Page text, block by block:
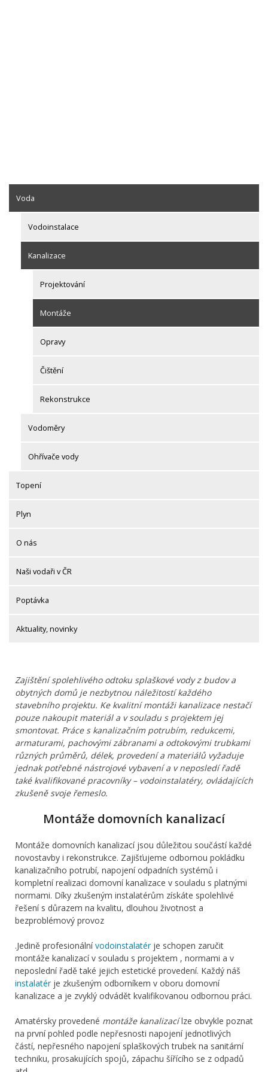
Voda
Vodoinstalace
Kanalizace
Projektování
Montáže
Opravy
Čištění
Rekonstrukce
Vodoměry
Ohřívače vody
Topení
Plyn
O nás
Naši vodaři v ČR
Poptávka
Aktuality, novinky
Zajištění spolehlivého odtoku splaškové vody z budov a
obytných domů je nezbytnou náležitostí každého
stavebního projektu. Ke kvalitní montáži kanalizace nestačí
pouze nakoupit materiál a v souladu s projektem jej
smontovat. Práce s kanalizačním potrubím, redukcemi,
armaturami, pachovými zábranami a odtokovými trubkami
různých průměrů, délek, provedení a materiálů vyžaduje
jednak potřebné nástrojové vybavení a v neposledí řadě
také kvalifikované pracovníky – vodoinstalatéry, ovládajících
zkušeně svoje řemeslo.
Montáže domovních kanalizací
Montáže domovních kanalizací jsou důležitou součástí každé
novostavby i rekonstrukce. Zajišťujeme odbornou pokládku
kanalizačního potrubí, napojení odpadních systémů i
kompletní realizaci domovní kanalizace v souladu s platnými
normami. Díky zkušeným instalatérům získáte spolehlivé
řešení s důrazem na kvalitu, dlouhou životnost a
bezproblémový provoz
.Jedině profesionálnívodoinstalatérje schopen zaručit
montáže kanalizací v souladu s projektem , normami a v
neposlední řadě také jejich estetické provedení. Každý náš
instalatérje zkušeným odborníkem v oboru domovní
kanalizace a je zvyklý odvádět kvalifikovanou odbornou práci.
Amatérsky provedené montáže kanalizacílze obvykle poznat
na první pohled podle nepřesnosti napojení jednotlivých
částí, nepřesného napojení splaškových trubek na sanitární
techniku, prosakujících spojů, zápachu šířícího se z odpadů